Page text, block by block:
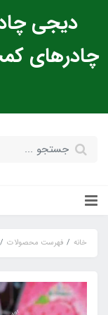
دیجی
چادرهای
خانه فهرست محصولات